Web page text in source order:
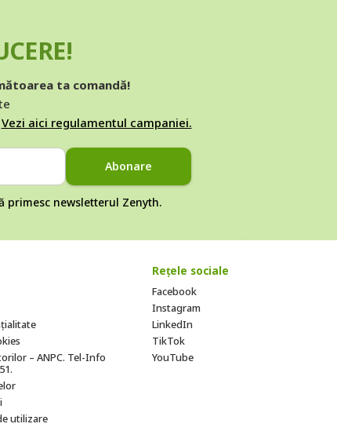
ta comandă!
Vezi aici regulamentul campaniei.
Abonare
primesc newsletterul Zenyth.
– ANPC. Tel-Info
utilizare
Rețele sociale
Facebook
Instagram
LinkedIn
TikTok
YouTube